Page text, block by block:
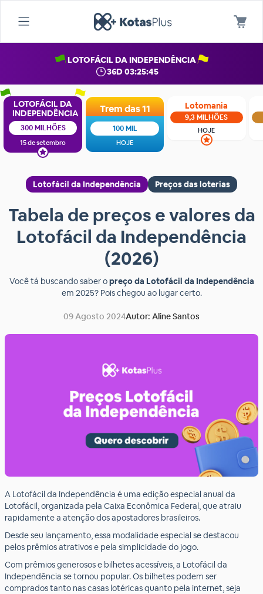
LOTOFÁCIL DA INDEPENDÊNCIA
36D 03:25:45
LOTOFÁCIL DA
INDEPENDÊNCIA
300 MILHÕES
15 de setembro
Trem das 11
100 MIL
HOJE
Lotomania
9,3 MILHÕES
HOJE
Lotofácil da Independência Preços das loterias
Tabela de preços e valores da
Lotofácil da Independência
(2026)
Você tá buscando saber opreço da Lotofácil da Independência
em 2025? Pois chegou ao lugar certo.
09 Agosto 2024Autor: Aline Santos
A Lotofácil da Independência é uma edição especial anual da
Lotofácil, organizada pela Caixa Econômica Federal, que atraiu
rapidamente a atenção dos apostadores brasileiros.
Desde seu lançamento, essa modalidade especial se destacou
pelos prêmios atrativos e pela simplicidade do jogo.
Com prêmios generosos e bilhetes acessíveis, a Lotofácil da
Independência se tornou popular. Os bilhetes podem ser
comprados tanto nas casas lotéricas quanto pela internet, seja